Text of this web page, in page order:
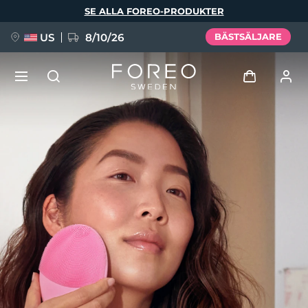
SE ALLA FOREO-PRODUKTER
US 8/10/26 BÄSTSÄLJARE
Användarprofil
Mina enheter
Mina beställningar
Mina adresser
Mina prenumerationer
FAQ™ Pure Beauty-Tech Elixir
BREAKING NEWS
issa™ Teeth Whitening Set
Språk
English Deutsch
Español
Français
Italiano
Português
Polski
Svenska
Русский
Türkçe
简体中文 繁體中文